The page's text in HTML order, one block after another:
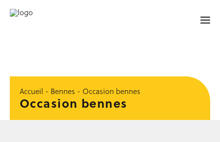
ACCUEIL
SÉCURITÉ
Garde-corps de sécurité
Accueil - Bennes - Occasion bennes
Occasion bennes